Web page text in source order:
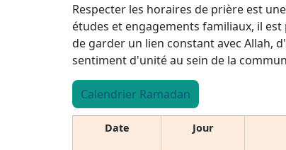
Respecter les horaires de prière est
études et engagements familiaux, il
de garder un lien constant avec Allah,
sentiment d'unité au sein de la
Calendrier Ramadan
Date Jour